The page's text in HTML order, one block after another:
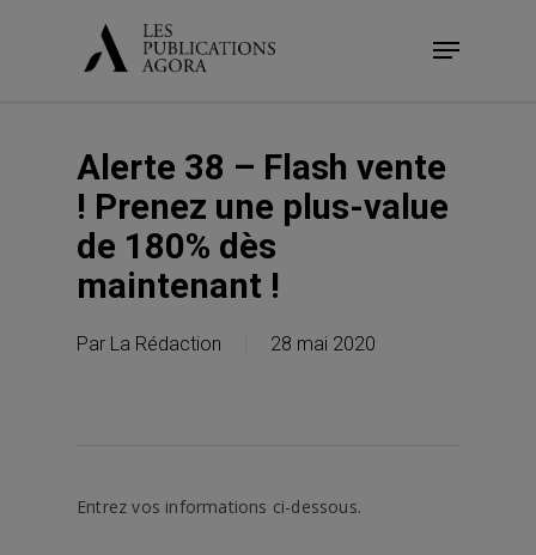
Menu
Alerte 38 – Flash vente
! Prenez une plus-value
de 180% dès
maintenant !
Par La Rédaction 28 mai 2020
Entrez vos informations ci-dessous.